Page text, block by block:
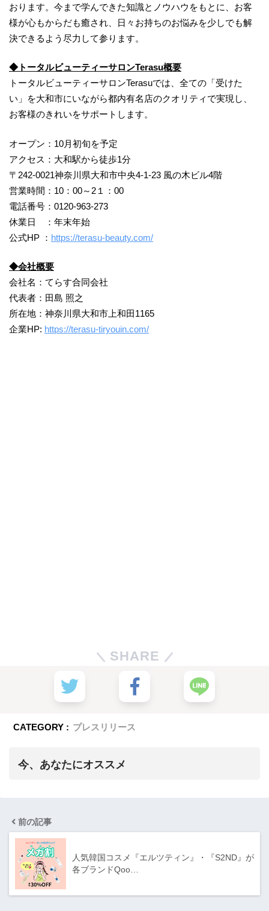
おります。今まで学んできた知識とノウハウをもとに、お客
様が心もからだも癒され、日々お持ちのお悩みを少しでも解
決できるよう尽力して参ります。
◆ トータルビューティーサロンTerasu概要
トータルビューティーサロンTerasuでは、全ての「受けた
い」を大和市にいながら都内有名店のクオリティで実現し、
お客様のきれいをサポートします。
オープン：10月初旬を予定
アクセス：大和駅から徒歩1分
〒242-0021神奈川県大和市中央4-1-23 風の木ビル4階
営業時間：10：00～2１：00
電話番号：0120-963-273
休業日 ：年末年始
公式HP ： https://terasu-beauty.com/
◆会社概要
会社名：てらす合同会社
代表者：田島 照之
所在地：神奈川県大和市上和田1165
企業HP: https://terasu-tiryouin.com/
SHARE
CATEGORY : プレスリリース
今、あなたにオススメ
前の記事
人気韓国コスメ『エルツティン』・『S2ND』が
各ブランドQoo…